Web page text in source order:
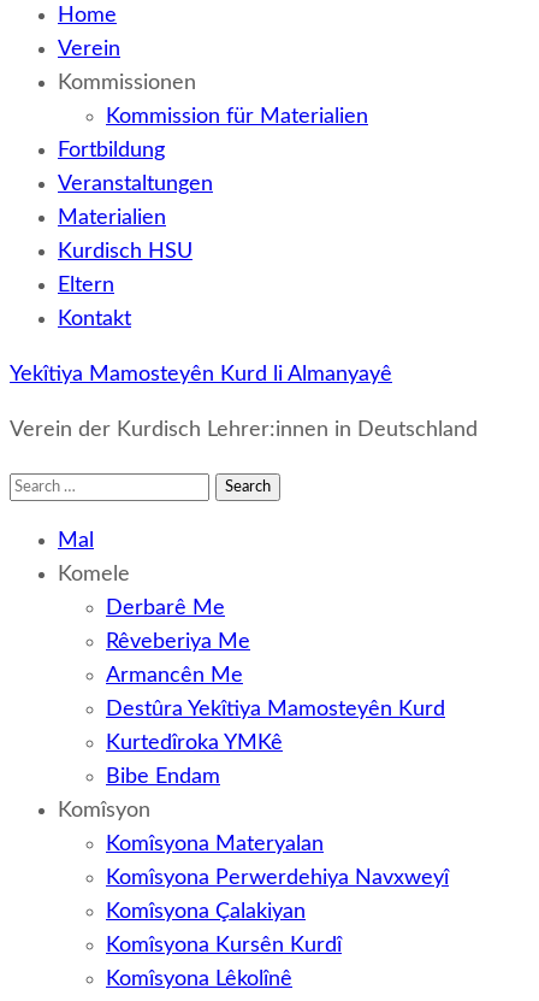
Home
Verein
Kommissionen
Kommission für Materialien
Fortbildung
Veranstaltungen
Materialien
Kurdisch HSU
Eltern
Kontakt
Yekîtiya Mamosteyên Kurd li Almanyayê
Verein der Kurdisch Lehrer:innen in Deutschland
Search
Mal
Komele
Derbarê Me
Rêveberiya Me
Armancên Me
Destûra Yekîtiya Mamosteyên Kurd
Kurtedîroka YMKê
Bibe Endam
Komîsyon
Komîsyona Materyalan
Komîsyona Perwerdehiya Navxweyî
Komîsyona Çalakiyan
Komîsyona Kursên Kurdî
Komîsyona Lêkolînê